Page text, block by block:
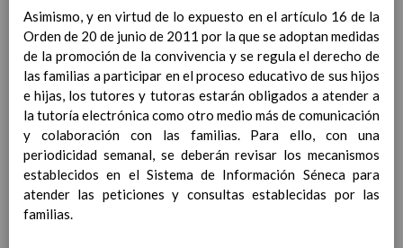
las competencias clave
ConcreciÃ³n curricular
para la etapa. Perfiles de
Ã¡rea y de
competencias
En revisiÃ³n
Ãrea de Ciencias Sociales
Objetivos del Ã¡rea
ContribuciÃ³n del Ã¡rea a
las competencias clave
ConcreciÃ³n curricular
para la etapa. Perfiles de
Asimismo, y en virtud de lo expuesto en el artículo 16 de la
Orden de 20 de junio de 2011 por la que se adoptan medidas
de la promoción de la convivencia y se regula el derecho de
las familias a participar en el proceso educativo de sus hijos
e hijas, los tutores y tutoras estarán obligados a atender a
la tutoría electrónica como otro medio más de comunicación
y colaboración con las familias. Para ello, con una
periodicidad semanal, se deberán revisar los mecanismos
establecidos en el Sistema de Información Séneca para
atender las peticiones y consultas establecidas por las
familias.